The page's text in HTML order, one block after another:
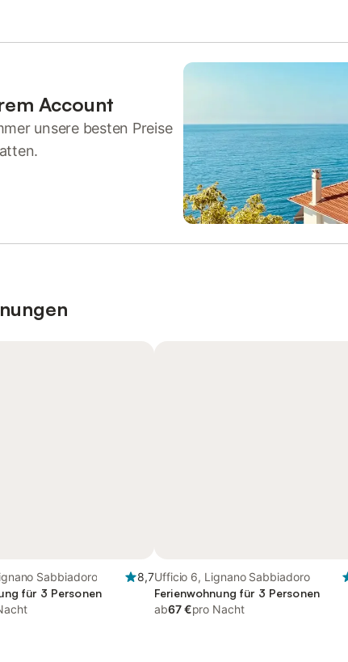
Account
unsere besten Preise
Sabbiadoro
8,7
für 3 Personen
Ufficio 6, Lignano Sabbiadoro
Ferienwohnung für 3 Personen
ab67 €pro Nacht